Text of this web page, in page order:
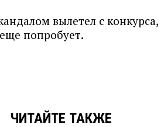
вылетел с конкурса,
попробует.
ЧИТАЙТЕ ТАКЖЕ